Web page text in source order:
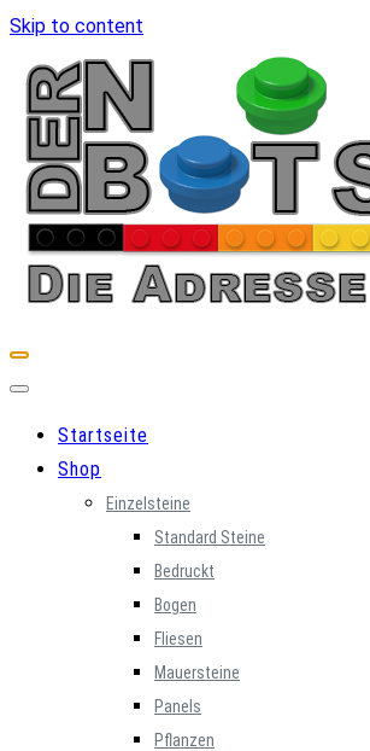
Skip to content
Startseite
Shop
Einzelsteine
Standard Steine
Bedruckt
Bogen
Fliesen
Mauersteine
Panels
Pflanzen